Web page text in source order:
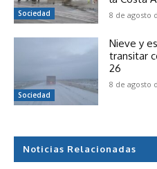
Sociedad 8 de agosto
Sociedad
Nieve y
transitar
26
8 de agosto
Noticias Relacionadas